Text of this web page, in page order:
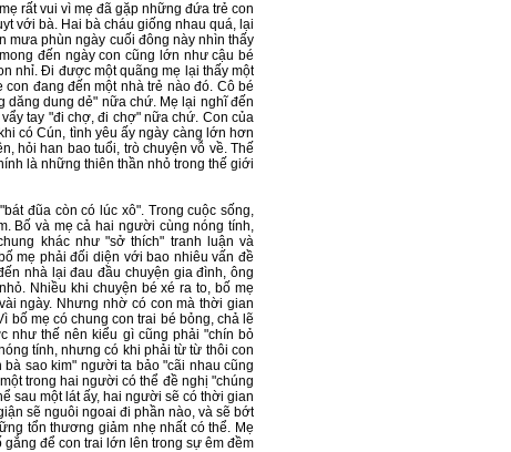
rất vui vì mẹ đã gặp những đứa trẻ con
với bà. Hai bà cháu giống nhau quá, lại
mưa phùn ngày cuối đông này nhìn thấy
đến ngày con cũng lớn như cậu bé
nhỉ. Đi được một quãng mẹ lại thấy một
đang đến một nhà trẻ nào đó. Cô bé
dăng dung dẻ" nữa chứ. Mẹ lại nghĩ đến
tay "đi chợ, đi chợ" nữa chứ. Con của
có Cún, tình yêu ấy ngày càng lớn hơn
hỏi han bao tuổi, trò chuyện vỗ về. Thế
là những thiên thần nhỏ trong thế giới
đũa còn có lúc xô". Trong cuộc sống,
Bố và mẹ cả hai người cùng nóng tính,
khác như "sở thích" tranh luận và
mẹ phải đối diện với bao nhiêu vấn đề
nhà lại đau đầu chuyện gia đình, ông
Nhiều khi chuyện bé xé ra to, bố mẹ
ngày. Nhưng nhờ có con mà thời gian
bố mẹ có chung con trai bé bỏng, chả lẽ
như thế nên kiểu gì cũng phải "chín bỏ
tính, nhưng có khi phải từ từ thôi con
sao kim" người ta bảo "cãi nhau cũng
trong hai người có thể đề nghị "chúng
sau một lát ấy, hai người sẽ có thời gian
sẽ nguôi ngoai đi phần nào, và sẽ bớt
tổn thương giảm nhẹ nhất có thể. Mẹ
để con trai lớn lên trong sự êm đềm